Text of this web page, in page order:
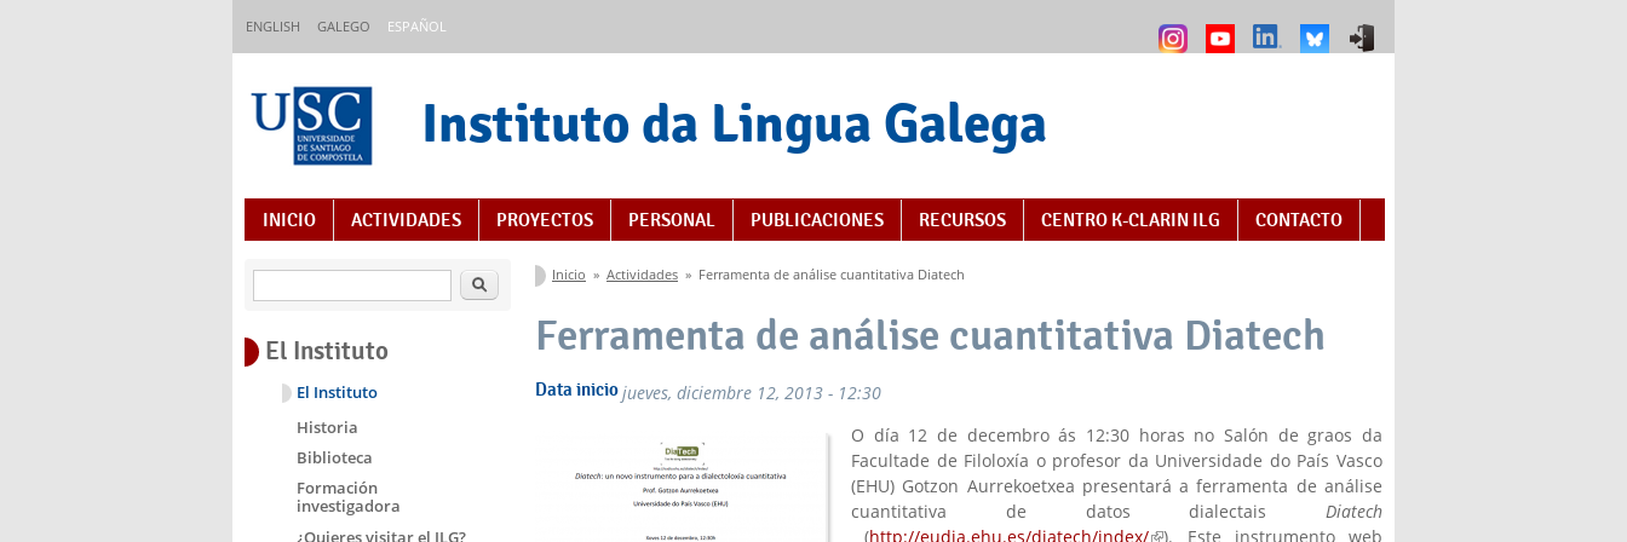
ENGLISH GALEGO ESPAÑOL
Instituto da Lingua Galega
Índice de contenidos
INICIO ACTIVIDADES PROYECTOS PERSONAL PUBLICACIONES RECURSOS CENTRO K-CLARIN ILG CONTACTO
Se encuentra usted aquí
Inicio » Actividades » Ferramenta de análise cuantitativa Diatech
Ferramenta de análise cuantitativa Diatech
Data iniciojueves, diciembre 12, 2013 - 12:30
O día 12 de decembro ás 12:30 horas no Salón de graos da
Facultade de Filoloxía o profesor da Universidade do País Vasco
(EHU) Gotzon Aurrekoetxea presentará a ferramenta de análise
cuantitativa de datos dialectais Diatech
(http://eudia.ehu.es/diatech/index/(link is external)
). Este instrumento web
Buscar
El Instituto
El Instituto
Historia
Biblioteca
Formación
investigadora
¿Quieres visitar el ILG?